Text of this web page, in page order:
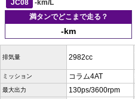
JC08
-km/L
満タンでどこまで走る？
-km
排気量 2982cc
ミッション コラム4AT
最大出力 130ps/3600rpm